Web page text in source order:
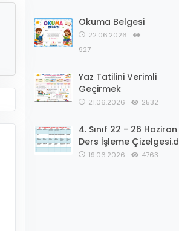
Okuma Belgesi
22.06.2026
927
Yaz Tatilini Verimli
Geçirmek
21.06.2026 2532
4. Sınıf 22 - 26
Ders İşleme
19.06.2026 4763